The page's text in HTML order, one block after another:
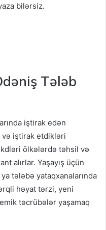
bilərsiz.
Tələb
iştirak edən
iştirak etdikləri
ölkələrdə təhsil və
alırlar. Yaşayış üçün
tələbə yataqxanalarında
həyat tərzi, yeni
təcrübələr yaşamaq